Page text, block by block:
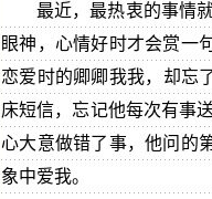
最近，最热衷的事情
眼神，心情好时才会赏一
恋爱时的卿卿我我，却忘
床短信，忘记他每次有事
心大意做错了事，他问的
象中爱我。